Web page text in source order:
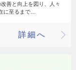
善と向上を図り、人々
に至るまで…
詳細へ